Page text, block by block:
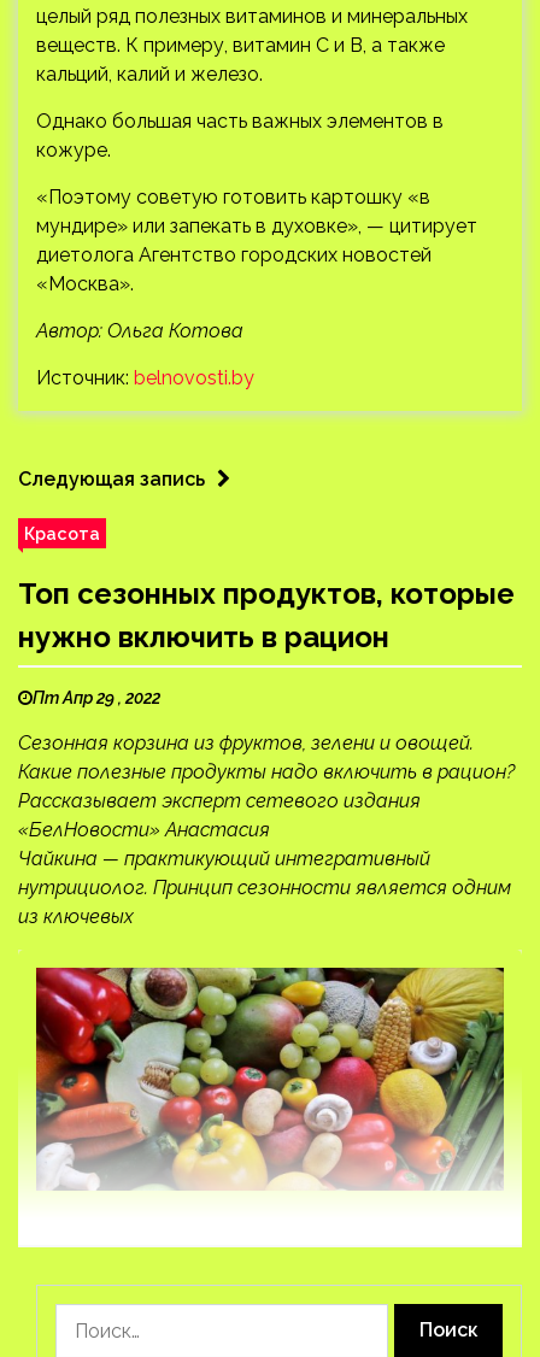
целый ряд полезных витаминов и минеральных
веществ. К примеру, витамин С и В, а также
кальций, калий и железо.
Однако большая часть важных элементов в
кожуре.
«Поэтому советую готовить картошку «в
мундире» или запекать в духовке», — цитирует
диетолога Агентство городских новостей
«Москва».
Автор: Ольга Котова
Источник: belnovosti.by
Следующая запись
Красота
Топ сезонных продуктов, которые
нужно включить в рацион
Пт Апр 29 , 2022
Сезонная корзина из фруктов, зелени и овощей.
Какие полезные продукты надо включить в рацион?
Рассказывает эксперт сетевого издания
«БелНовости» Анастасия
Чайкина — практикующий интегративный
нутрициолог. Принцип сезонности является одним
из ключевых